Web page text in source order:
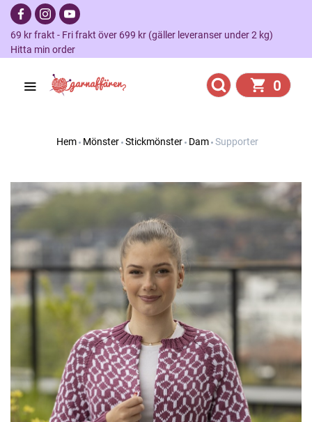
69 kr frakt - Fri frakt över 699 kr (gäller leveranser under 2 kg)
Hitta min order
0
Hem Mönster Stickmönster Dam Supporter